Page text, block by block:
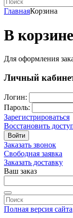
ГлавнаяКорзина
В
Для оформления
Личный
Логин:
Пароль:
Зарегистрироваться
Восстановить
Войти
Заказать звонок
Свободная заявка
Заказать доставку
Ваш заказ
Полная версия сайта